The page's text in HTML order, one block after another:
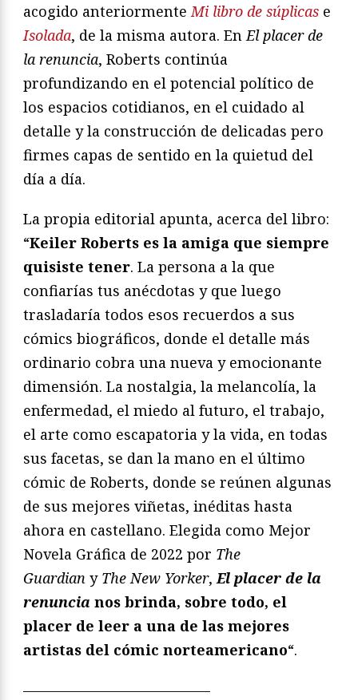
acogido anteriormenteMi libro de súplicas e
Isolada, de la misma autora. EnEl placer de
la renuncia, Roberts continúa
profundizando en el potencial político de
los espacios cotidianos, en el cuidado al
detalle y la construcción de delicadas pero
firmes capas de sentido en la quietud del
día a día.
La propia editorial apunta, acerca del libro:
“Keiler Roberts es la amiga que siempre
quisiste tener. La persona a la que
confiarías tus anécdotas y que luego
trasladaría todos esos recuerdos a sus
cómics biográficos, donde el detalle más
ordinario cobra una nueva y emocionante
dimensión. La nostalgia, la melancolía, la
enfermedad, el miedo al futuro, el trabajo,
el arte como escapatoria y la vida, en todas
sus facetas, se dan la mano en el último
cómic de Roberts, donde se reúnen algunas
de sus mejores viñetas, inéditas hasta
ahora en castellano. Elegida como Mejor
Novela Gráfica de 2022 por The
Guardian y The New Yorker,El placer de la
renuncia nos brinda, sobre todo, el
placer de leer a una de las mejores
artistas del cómic norteamericano“.
—————————————